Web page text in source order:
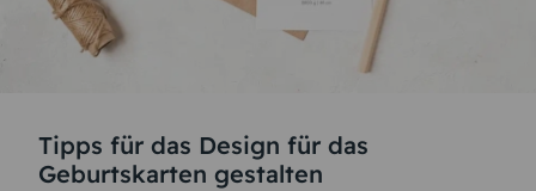
Tipps für das Design für das
Geburtskarten gestalten